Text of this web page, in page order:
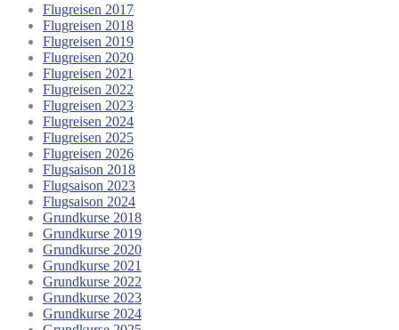
Flugreisen 2017
Flugreisen 2018
Flugreisen 2019
Flugreisen 2020
Flugreisen 2021
Flugreisen 2022
Flugreisen 2023
Flugreisen 2024
Flugreisen 2025
Flugreisen 2026
Flugsaison 2018
Flugsaison 2023
Flugsaison 2024
Grundkurse 2018
Grundkurse 2019
Grundkurse 2020
Grundkurse 2021
Grundkurse 2022
Grundkurse 2023
Grundkurse 2024